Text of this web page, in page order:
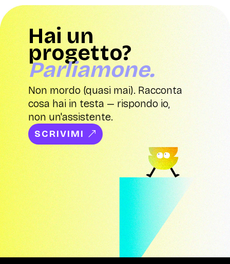
Hai un
progetto?
Parliamone.
Non mordo (quasi mai). Racconta
cosa hai in testa — rispondo io,
non un'assistente.
SCRIVIMI